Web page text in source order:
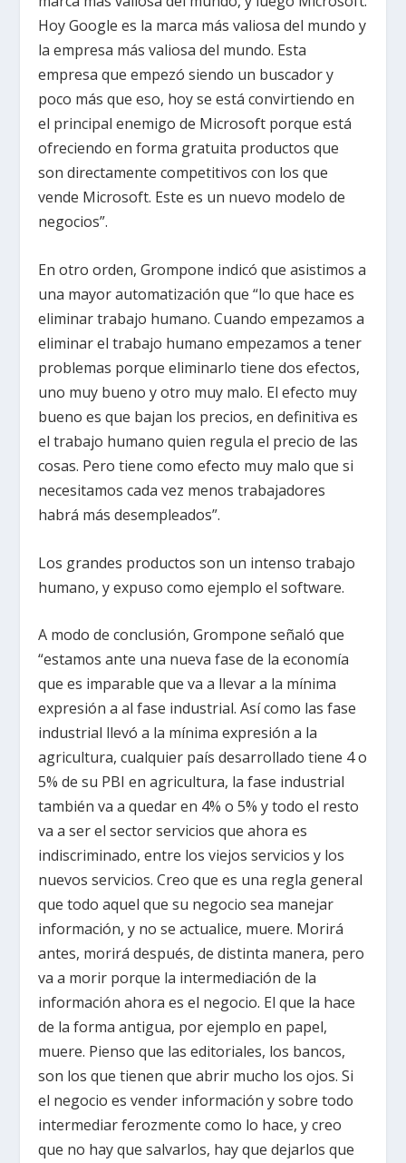
Hoy Google es la marca más valiosa del mundo y
la empresa más valiosa del mundo. Esta
empresa que empezó siendo un buscador y
poco más que eso, hoy se está convirtiendo en
el principal enemigo de Microsoft porque está
ofreciendo en forma gratuita productos que
son directamente competitivos con los que
vende Microsoft. Este es un nuevo modelo de
negocios”.
En otro orden, Grompone indicó que asistimos a
una mayor automatización que “lo que hace es
eliminar trabajo humano. Cuando empezamos a
eliminar el trabajo humano empezamos a tener
problemas porque eliminarlo tiene dos efectos,
uno muy bueno y otro muy malo. El efecto muy
bueno es que bajan los precios, en definitiva es
el trabajo humano quien regula el precio de las
cosas. Pero tiene como efecto muy malo que si
necesitamos cada vez menos trabajadores
habrá más desempleados”.
Los grandes productos son un intenso trabajo
humano, y expuso como ejemplo el software.
A modo de conclusión, Grompone señaló que
“estamos ante una nueva fase de la economía
que es imparable que va a llevar a la mínima
expresión a al fase industrial. Así como las fase
industrial llevó a la mínima expresión a la
agricultura, cualquier país desarrollado tiene 4 o
5% de su PBI en agricultura, la fase industrial
también va a quedar en 4% o 5% y todo el resto
va a ser el sector servicios que ahora es
indiscriminado, entre los viejos servicios y los
nuevos servicios. Creo que es una regla general
que todo aquel que su negocio sea manejar
información, y no se actualice, muere. Morirá
antes, morirá después, de distinta manera, pero
va a morir porque la intermediación de la
información ahora es el negocio. El que la hace
de la forma antigua, por ejemplo en papel,
muere. Pienso que las editoriales, los bancos,
son los que tienen que abrir mucho los ojos. Si
el negocio es vender información y sobre todo
intermediar ferozmente como lo hace, y creo
que no hay que salvarlos, hay que dejarlos que